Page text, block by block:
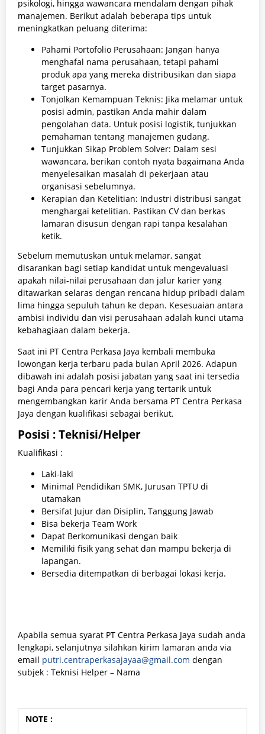
psikologi, hingga wawancara mendalam dengan pihak
manajemen. Berikut adalah beberapa tips untuk
meningkatkan peluang diterima:
Pahami Portofolio Perusahaan: Jangan hanya
menghafal nama perusahaan, tetapi pahami
produk apa yang mereka distribusikan dan siapa
target pasarnya.
Tonjolkan Kemampuan Teknis: Jika melamar untuk
posisi admin, pastikan Anda mahir dalam
pengolahan data. Untuk posisi logistik, tunjukkan
pemahaman tentang manajemen gudang.
Tunjukkan Sikap Problem Solver: Dalam sesi
wawancara, berikan contoh nyata bagaimana Anda
menyelesaikan masalah di pekerjaan atau
organisasi sebelumnya.
Kerapian dan Ketelitian: Industri distribusi sangat
menghargai ketelitian. Pastikan CV dan berkas
lamaran disusun dengan rapi tanpa kesalahan
ketik.
Sebelum memutuskan untuk melamar, sangat
disarankan bagi setiap kandidat untuk mengevaluasi
apakah nilai-nilai perusahaan dan jalur karier yang
ditawarkan selaras dengan rencana hidup pribadi dalam
lima hingga sepuluh tahun ke depan. Kesesuaian antara
ambisi individu dan visi perusahaan adalah kunci utama
kebahagiaan dalam bekerja.
Saat ini PT Centra Perkasa Jaya kembali membuka
lowongan kerja terbaru pada bulan April 2026. Adapun
dibawah ini adalah posisi jabatan yang saat ini tersedia
bagi Anda para pencari kerja yang tertarik untuk
mengembangkan karir Anda bersama PT Centra Perkasa
Jaya dengan kualifikasi sebagai berikut.
Posisi : Teknisi/Helper
Kualifikasi :
Laki-laki
Minimal Pendidikan SMK, Jurusan TPTU di
utamakan
Bersifat Jujur dan Disiplin, Tanggung Jawab
Bisa bekerja Team Work
Dapat Berkomunikasi dengan baik
Memiliki fisik yang sehat dan mampu bekerja di
lapangan.
Bersedia ditempatkan di berbagai lokasi kerja.
Apabila semua syarat PT Centra Perkasa Jaya sudah anda
lengkapi, selanjutnya silahkan kirim lamaran anda via
email putri.centraperkasajayaa@gmail.com dengan
subjek : Teknisi Helper – Nama
NOTE :